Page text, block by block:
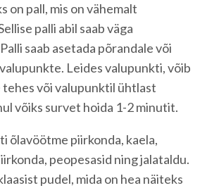
on pall, mis on vähemalt
palli abil saab väga
saab asetada põrandale või
Leides valupunkti, võib
tehes või valupunktil ühtlast
võiks survet hoida 1-2 minutit.
õlavöötme piirkonda, kaela,
peopesasid ning jalataldu.
pudel, mida on hea näiteks